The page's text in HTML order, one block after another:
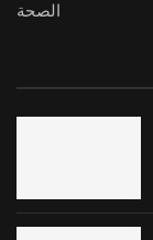
الصحة